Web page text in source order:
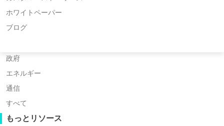
ワークロードモビリティ
V2V 移行
P2P 移行
C2C 移行
C2V 移行
P2C 移行
リカバリビリティ
ZStack
Sangfor HCI
Huawei FusionCompute
Red Hat Virtualization
Oracle OLVM
XenServer/Citrix Hypervisor
KayGrid
カスタマーストーリーズ
ITサービス
政府
エネルギー
通信
すべて
もっとリソース
ホワイトペーパー
ブログ
無料トライアルをダウンロード
* 60日間トライアル（無制限エンタープライズ
* 10分で始めましょう